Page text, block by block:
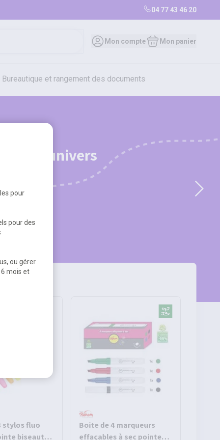
04 77 43 46 20
Mon compte Mon panier
bureautique et rangement des documents
de l'univers
stylos fluo
biseautée
Boite de 4 marqueurs
effaçables à sec pointe
pour
pour des
ou gérer
mois et